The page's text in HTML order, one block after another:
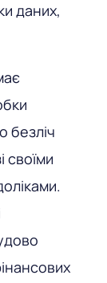
даних,
безліч
своїми